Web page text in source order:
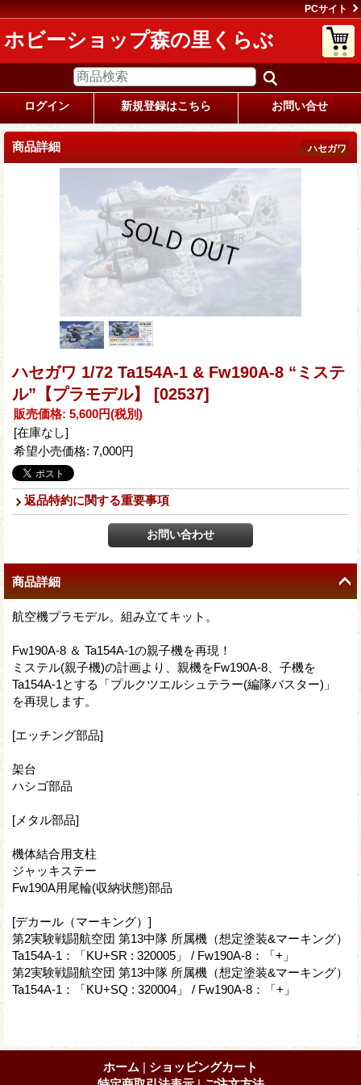
PCサイト
ホビーショップ森の里くらぶ
ログイン 新規登録はこちら お問い合せ
商品詳細 ハセガワ
ハセガワ 1/72 Ta154A-1 & Fw190A-8 “ミステ
ル”【プラモデル】
[02537]
販売価格: 5,600円(税別)
[在庫なし]
希望小売価格: 7,000円
返品特約に関する重要事項
商品詳細
航空機プラモデル。組み立てキット。
Fw190A-8 ＆ Ta154A-1の親子機を再現！
ミステル(親子機)の計画より、親機をFw190A-8、子機を
Ta154A-1とする「プルクツエルシュテラー(編隊バスター)」
を再現します。
[エッチング部品]
架台
ハシゴ部品
[メタル部品]
機体結合用支柱
ジャッキステー
Fw190A用尾輪(収納状態)部品
[デカール（マーキング）]
第2実験戦闘航空団 第13中隊 所属機（想定塗装&マーキング）
Ta154A-1：「KU+SR : 320005」 / Fw190A-8：「+」
第2実験戦闘航空団 第13中隊 所属機（想定塗装&マーキング）
Ta154A-1：「KU+SQ : 320004」 / Fw190A-8：「+」
ホーム | ショッピングカート